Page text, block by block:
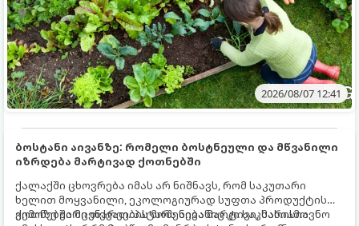
2026/08/07 12:41
ბოსტანი აივანზე: რომელი ბოსტნეული და მწვანილი
იზრდება მარტივად ქოთნებში
ქალაქში ცხოვრება იმას არ ნიშნავს, რომ საკუთარი
ხელით მოყვანილი, ეკოლოგიურად სუფთა პროდუქტის
გემოზე უარი თქვათ. პატარა აივანიც კი საკმარისია
ქოთნებში მცენარეების მოშენება მარტივი, სასიამოვნო